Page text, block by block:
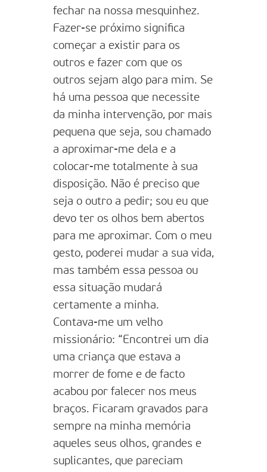
fechar na nossa mesquinhez.
Fazer-se próximo significa
começar a existir para os
outros e fazer com que os
outros sejam algo para mim. Se
há uma pessoa que necessite
da minha intervenção, por mais
pequena que seja, sou chamado
a aproximar-me dela e a
colocar-me totalmente à sua
disposição. Não é preciso que
seja o outro a pedir; sou eu que
devo ter os olhos bem abertos
para me aproximar. Com o meu
gesto, poderei mudar a sua vida,
mas também essa pessoa ou
essa situação mudará
certamente a minha.
Contava-me um velho
missionário: “Encontrei um dia
uma criança que estava a
morrer de fome e de facto
acabou por falecer nos meus
braços. Ficaram gravados para
sempre na minha memória
aqueles seus olhos, grandes e
suplicantes, que pareciam